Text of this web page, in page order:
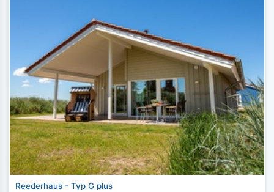
Reederhaus - Typ G plus